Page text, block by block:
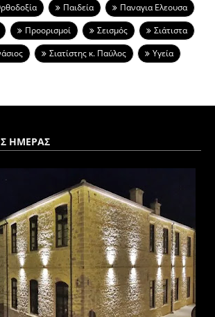
Παιδεία
Παναγια Ελεουσα
Προορισμοί Σεισμός
Σιάτιστα
Σιατίστης κ. Παύλος Υγεία
ΗΜΕΡΑΣ